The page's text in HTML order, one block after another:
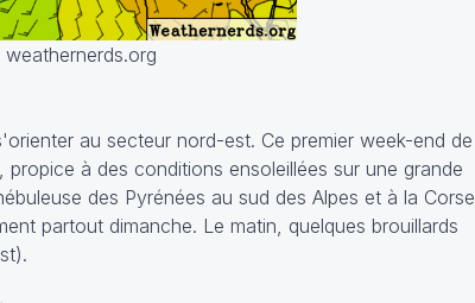
weathernerds.org
au secteur nord-est. Ce premier week-end de
à des conditions ensoleillées sur une grande
des Pyrénées au sud des Alpes et à la Corse
partout dimanche. Le matin, quelques brouillards